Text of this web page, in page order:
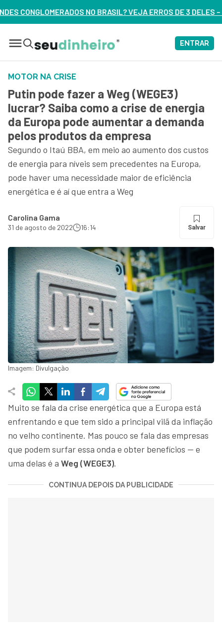
VEJA ERROS DE 3 DELES – ASSISTA AGORA
ENTRAR
MOTOR NA CRISE
Putin pode fazer a Weg (WEGE3)
lucrar? Saiba como a crise de energia
da Europa pode aumentar a demanda
pelos produtos da empresa
Segundo o Itaú BBA, em meio ao aumento dos custos
de energia para níveis sem precedentes na Europa,
pode haver uma necessidade maior de eficiência
energética e é aí que entra a Weg
Carolina Gama
31 de agosto de 2022 16:14 Salvar
Imagem: Divulgação
Muito se fala da crise energética que a Europa está
enfrentando e que tem sido a principal vilã da inflação
no velho continente. Mas pouco se fala das empresas
que podem surfar essa onda e obter benefícios — e
uma delas é a Weg (WEGE3).
CONTINUA DEPOIS DA PUBLICIDADE